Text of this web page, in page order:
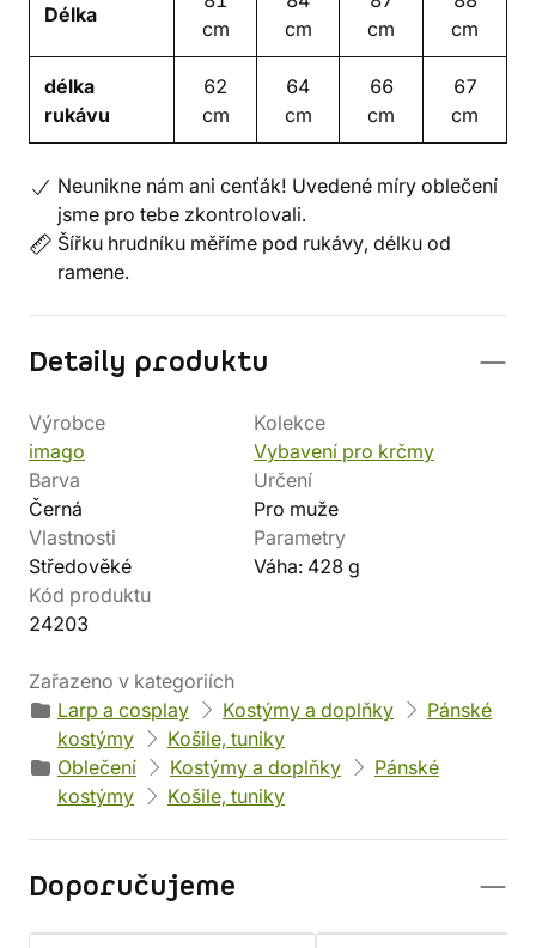
Délka
cm
cm
cm
cm
délka
rukávu
62
cm
64
cm
66
cm
67
cm
Neunikne nám ani cenťák! Uvedené míry oblečení
jsme pro tebe zkontrolovali.
Šířku hrudníku měříme pod rukávy, délku od
ramene.
Detaily produktu
Výrobce
imago
Kolekce
Vybavení pro krčmy
Barva
Černá
Určení
Pro muže
Vlastnosti
Středověké
Parametry
Váha: 428 g
Kód produktu
24203
Zařazeno v kategoriích
Larp a cosplay
Kostýmy a doplňky
Pánské
kostýmy
Košile, tuniky
Oblečení
Kostýmy a doplňky
Pánské
kostýmy
Košile, tuniky
Doporučujeme